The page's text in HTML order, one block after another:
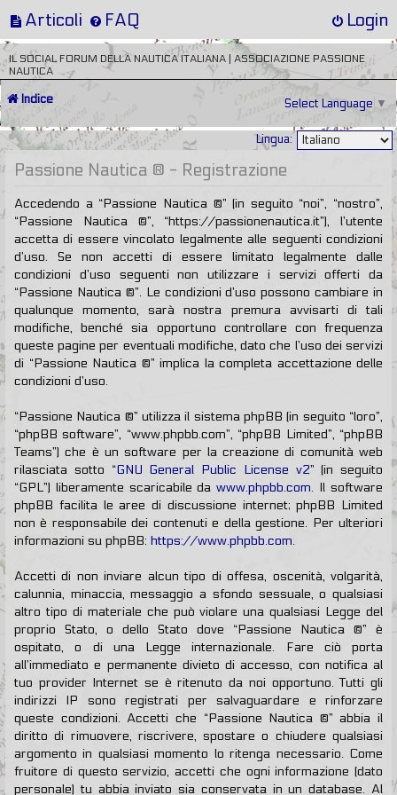
Articoli FAQ Login
IL SOCIAL FORUM DELLA NAUTICA ITALIANA | ASSOCIAZIONE PASSIONE
NAUTICA
Indice Select Language ▼
Lingua:
Passione Nautica ® - Registrazione
Accedendo a “Passione Nautica ®” (in seguito “noi”, “nostro”,
“Passione Nautica ®”, “https://passionenautica.it”), l’utente
accetta di essere vincolato legalmente alle seguenti condizioni
d’uso. Se non accetti di essere limitato legalmente dalle
condizioni d’uso seguenti non utilizzare i servizi offerti da
“Passione Nautica ®”. Le condizioni d’uso possono cambiare in
qualunque momento, sarà nostra premura avvisarti di tali
modifiche, benché sia opportuno controllare con frequenza
queste pagine per eventuali modifiche, dato che l’uso dei servizi
di “Passione Nautica ®” implica la completa accettazione delle
condizioni d’uso.
“Passione Nautica ®” utilizza il sistema phpBB (in seguito “loro”,
“phpBB software”, “www.phpbb.com”, “phpBB Limited”, “phpBB
Teams”) che è un software per la creazione di comunità web
rilasciata sotto “GNU General Public License v2” (in seguito
“GPL”) liberamente scaricabile dawww.phpbb.com. Il software
phpBB facilita le aree di discussione internet; phpBB Limited
non è responsabile dei contenuti e della gestione. Per ulteriori
informazioni su phpBB: https://www.phpbb.com.
Accetti di non inviare alcun tipo di offesa, oscenità, volgarità,
calunnia, minaccia, messaggio a sfondo sessuale, o qualsiasi
altro tipo di materiale che può violare una qualsiasi Legge del
proprio Stato, o dello Stato dove “Passione Nautica ®” è
ospitato, o di una Legge internazionale. Fare ciò porta
all’immediato e permanente divieto di accesso, con notifica al
tuo provider Internet se è ritenuto da noi opportuno. Tutti gli
indirizzi IP sono registrati per salvaguardare e rinforzare
queste condizioni. Accetti che “Passione Nautica ®” abbia il
diritto di rimuovere, riscrivere, spostare o chiudere qualsiasi
argomento in qualsiasi momento lo ritenga necessario. Come
fruitore di questo servizio, accetti che ogni informazione (dato
personale) tu abbia inviato sia conservata in un database. Al